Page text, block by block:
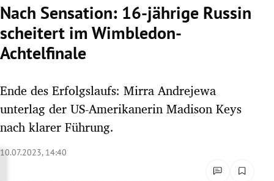
Untermenü
Untermenü
Nach Sensation: 16-jährige Russin
scheitert im Wimbledon-
Achtelfinale
Ende des Erfolgslaufs: Mirra Andrejewa
unterlag der US-Amerikanerin Madison Keys
nach klarer Führung.
10.07.2023, 14:40